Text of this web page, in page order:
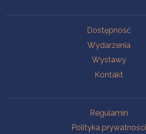
Dostępność
Wydarzenia
Wystawy
Kontakt
Regulamin
Polityka prywatności